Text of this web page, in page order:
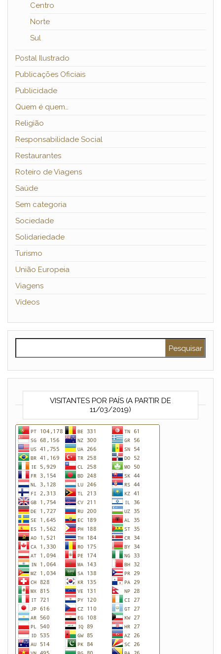
Centro
Norte
Sul
Postal Ilustrado
Publicações Oficiais
Publicidade
Quem é quem…
Religião
Responsabilidade Social
Restaurantes
Roteiro de Viagens
Saúde
Sem categoria
Sociedade
Solidariedade
Turismo
União Europeia
Viagens
Vídeos
VISITANTES POR PAÍS (A PARTIR DE
11/03/2019)